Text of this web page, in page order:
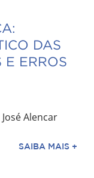
DAS
E ERROS
Alencar
SAIBA MAIS +